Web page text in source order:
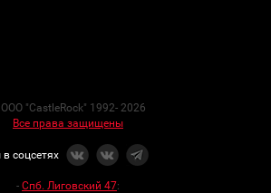
"CastleRock" 1992- 2026
Все права защищены
соцсетях
- Спб. Лиговский 47: